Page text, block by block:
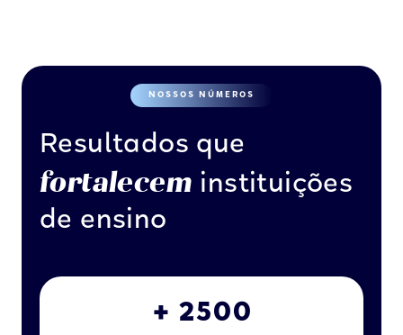
NOSSOS NÚMEROS
Resultados que
fortalecem instituições
de ensino
+ 2500